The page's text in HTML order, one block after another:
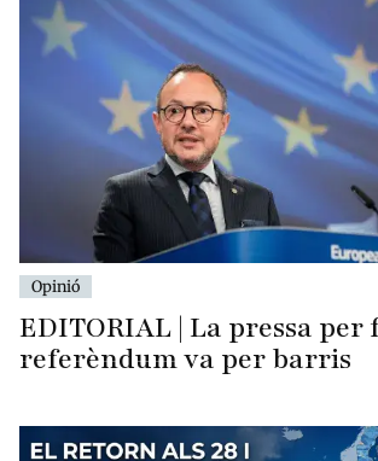
Opinió
EDITORIAL | La pressa per
referèndum va per barris